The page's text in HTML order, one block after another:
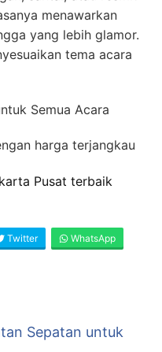
menawarkan
yang lebih glamor.
tema acara
Semua Acara
harga terjangkau
Pusat terbaik
Twitter WhatsApp
Sepatan untuk